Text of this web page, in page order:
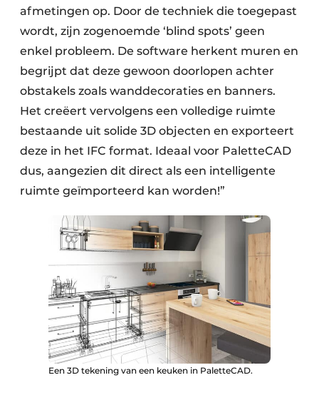
afmetingen op. Door de techniek die toegepast
wordt, zijn zogenoemde ‘blind spots’ geen
enkel probleem. De software herkent muren en
begrijpt dat deze gewoon doorlopen achter
obstakels zoals wanddecoraties en banners.
Het creëert vervolgens een volledige ruimte
bestaande uit solide 3D objecten en exporteert
deze in het IFC format. Ideaal voor PaletteCAD
dus, aangezien dit direct als een intelligente
ruimte geïmporteerd kan worden!”
Een 3D tekening van een keuken in PaletteCAD.